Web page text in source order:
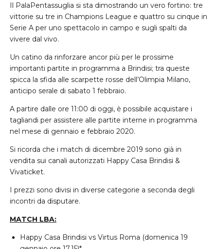
Il PalaPentassuglia si sta dimostrando un vero fortino: tre
vittorie su tre in Champions League e quattro su cinque in
Serie A per uno spettacolo in campo e sugli spalti da
vivere dal vivo.
Un catino da rinforzare ancor più per le prossime
importanti partite in programma a Brindisi; tra queste
spicca la sfida alle scarpette rosse dell’Olimpia Milano,
anticipo serale di sabato 1 febbraio.
A partire dalle ore 11:00 di oggi, è possibile acquistare i
tagliandi per assistere alle partite interne in programma
nel mese di gennaio e febbraio 2020.
Si ricorda che i match di dicembre 2019 sono già in
vendita sui canali autorizzati Happy Casa Brindisi &
Vivaticket.
I prezzi sono divisi in diverse categorie a seconda degli
incontri da disputare.
MATCH LBA:
Happy Casa Brindisi vs Virtus Roma (domenica 19